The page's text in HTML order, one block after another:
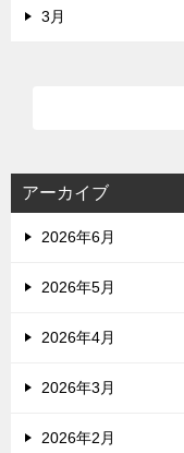
3月
アーカイブ
2026年6月
2026年5月
2026年4月
2026年3月
2026年2月